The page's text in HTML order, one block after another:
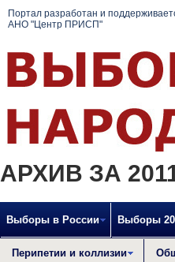
Портал разработан и
АНО "Центр ПРИСП"
АРХИВ ЗА
Выборы в России Выборы
Перипетии и коллизии